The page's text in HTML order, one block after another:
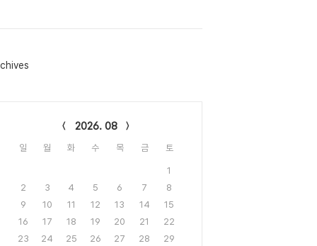
2026. 08
일 월 화 수 목 금 토
1
2
3 4 5 6 7
8
9
10 11 12 13 14
15
16
17 18 19 20 21
22
23
24 25 26 27 28
29